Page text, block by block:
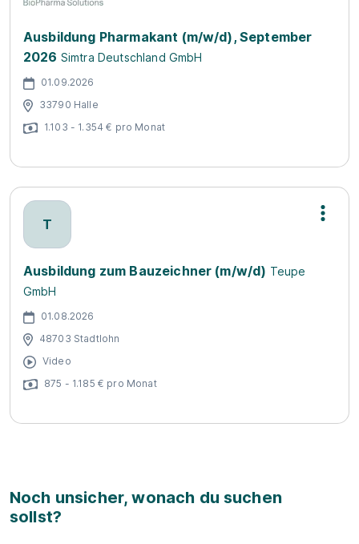
Ausbildung Pharmakant (m/w/d), September
2026 Simtra Deutschland GmbH
01.09.2026
33790 Halle
1.103 - 1.354 € pro Monat
T
Ausbildung zum Bauzeichner (m/w/d) Teupe
GmbH
01.08.2026
48703 Stadtlohn
Video
875 - 1.185 € pro Monat
Noch unsicher, wonach du suchen
sollst?